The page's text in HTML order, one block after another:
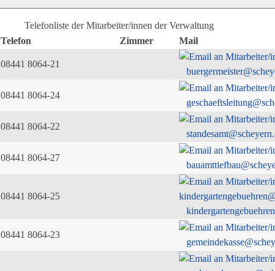
Telefonliste der Mitarbeiter/innen der Verwaltung
Telefon Zimmer Mail
08441 8064-21
08441 8064-24
08441 8064-22
08441 8064-27
08441 8064-25
08441 8064-23